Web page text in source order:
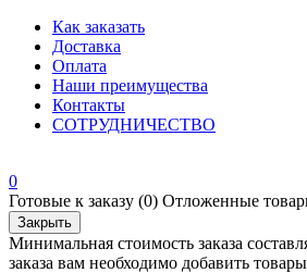
Как заказать
Доставка
Оплата
Наши преимущества
Контакты
СОТРУДНИЧЕСТВО
0
Готовые к заказу (0) Отложенные
Закрыть
Минимальная стоимость заказа
заказа вам необходимо добавить